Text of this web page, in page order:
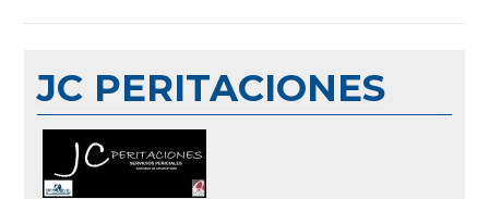
JC PERITACIONES